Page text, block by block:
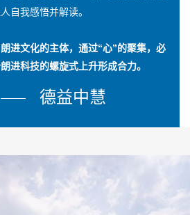
自我感悟并解读。
进文化的主体，通过“心”的聚集，必
进科技的螺旋式上升形成合力。
德益中慧